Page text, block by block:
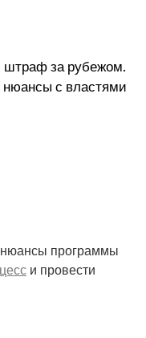
штраф за рубежом.
нюансы с властями
нюансы программы
и провести